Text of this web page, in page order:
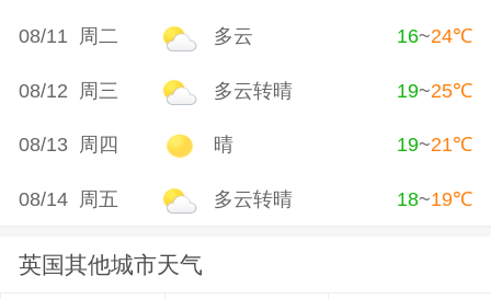
08/11 周二 多云 16~24℃
08/12 周三 多云转晴 19~25℃
08/13 周四 晴 19~21℃
08/14 周五 多云转晴 18~19℃
英国其他城市天气